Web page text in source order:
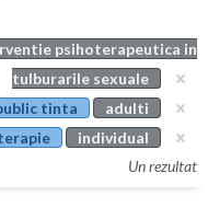
psihoterapeutica in
tulburarile sexuale
tinta
adulti
individual
Un rezultat